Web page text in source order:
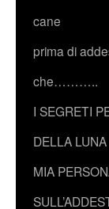
cane
prima di
che………..
I SEGRETI
DELLA LUNA
MIA